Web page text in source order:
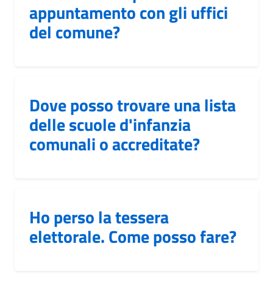
appuntamento con gli uffici
del comune?
Dove posso trovare una lista
delle scuole d'infanzia
comunali o accreditate?
Ho perso la tessera
elettorale. Come posso fare?